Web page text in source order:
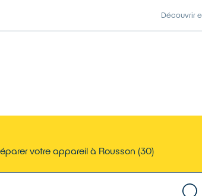
Découvrir
votre appareil à Rousson (30)